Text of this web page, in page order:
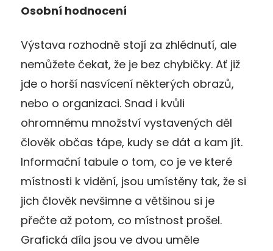
Osobní hodnocení
Výstava rozhodně stojí za zhlédnutí, ale
nemůžete čekat, že je bez chybičky. Ať již
jde o horší nasvícení některých obrazů,
nebo o organizaci. Snad i kvůli
ohromnému množství vystavených děl
člověk občas tápe, kudy se dát a kam jít.
Informační tabule o tom, co je ve které
místnosti k vidění, jsou umístěny tak, že si
jich člověk nevšimne a většinou si je
přečte až potom, co místnost prošel.
Grafická díla jsou ve dvou uměle